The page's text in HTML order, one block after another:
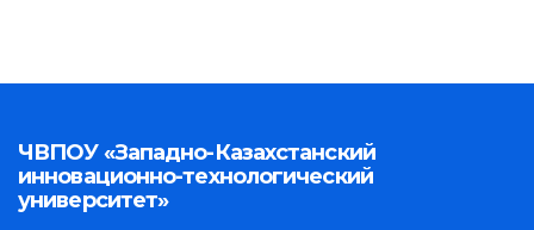
ЧВПОУ «Западно-Казахстанский
инновационно-технологический
университет»